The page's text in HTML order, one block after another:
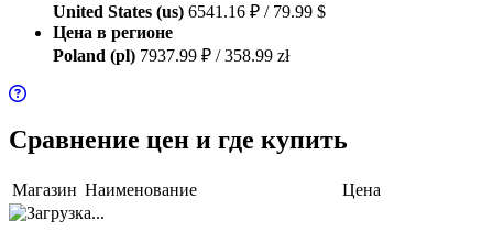
United States (us) 6541.16 ₽ / 79.99 $
Цена в регионе
Poland (pl) 7937.99 ₽ / 358.99 zł
Сравнение цен и где купить
Магазин Наименование Цена